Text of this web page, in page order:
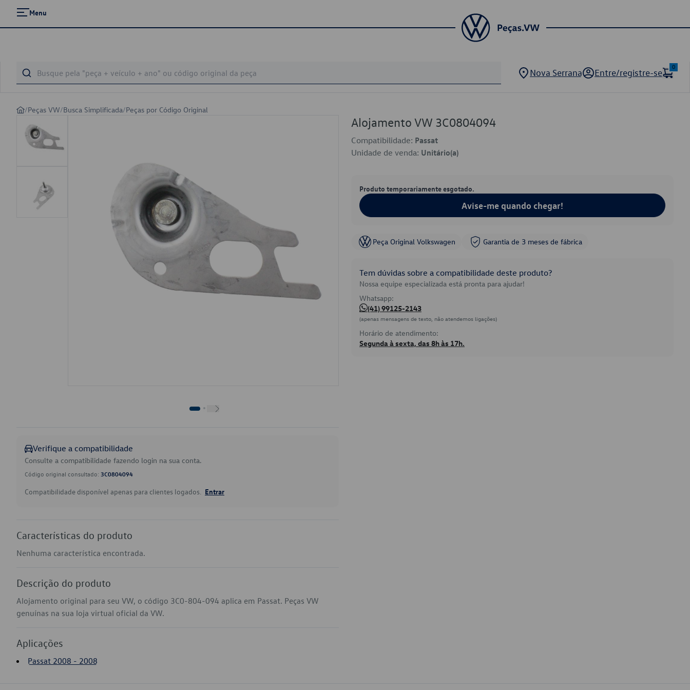
Menu
Nova Serrana Entre/registre-se
0
/Peças VW/Busca Simplificada/Peças por Código Original
Verifique a compatibilidade
Consulte a compatibilidade fazendo login na sua conta.
Código original consultado: 3C0804094
Compatibilidade disponível apenas para clientes logados. Entrar
Características do produto
Nenhuma característica encontrada.
Descrição do produto
Alojamento original para seu VW, o código 3C0-804-094 aplica em Passat. Peças VW
genuínas na sua loja virtual oficial da VW.
Aplicações
Passat 2008 - 2008
Alojamento VW 3C0804094
Compatibilidade: Passat
Unidade de venda: Unitário(a)
Produto temporariamente esgotado.
Avise-me quando chegar!
Peça Original Volkswagen Garantia de 3 meses de fábrica
Tem dúvidas sobre a compatibilidade deste produto?
Nossa equipe especializada está pronta para ajudar!
Whatsapp:
(41) 99125-2143
(apenas mensagens de texto, não atendemos ligações)
Horário de atendimento:
Segunda à sexta, das 8h às 17h.